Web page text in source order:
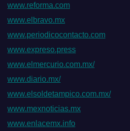
www.reforma.com
www.elbravo.mx
www.periodicocontacto.com
www.expreso.press
www.elmercurio.com.mx/
www.diario.mx/
www.elsoldetampico.com.mx/
www.mexnoticias.mx
www.enlacemx.info